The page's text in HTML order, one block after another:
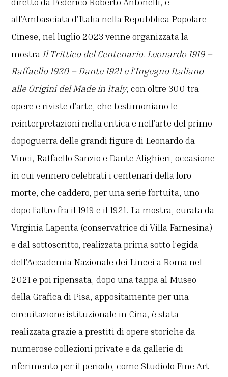
all’Ambasciata d’Italia nella Repubblica Popolare
Cinese, nel luglio 2023 venne organizzata la
mostra Il Trittico del Centenario. Leonardo 1919 –
Raffaello 1920 – Dante 1921 e l’Ingegno Italiano
alle Origini del Made in Italy, con oltre 300 tra
opere e riviste d’arte, che testimoniano le
reinterpretazioni nella critica e nell’arte del primo
dopoguerra delle grandi figure di Leonardo da
Vinci, Raffaello Sanzio e Dante Alighieri, occasione
in cui vennero celebrati i centenari della loro
morte, che caddero, per una serie fortuita, uno
dopo l’altro fra il 1919 e il 1921. La mostra, curata da
Virginia Lapenta (conservatrice di Villa Farnesina)
e dal sottoscritto, realizzata prima sotto l’egida
dell’Accademia Nazionale dei Lincei a Roma nel
2021 e poi ripensata, dopo una tappa al Museo
della Grafica di Pisa, appositamente per una
circuitazione istituzionale in Cina, è stata
realizzata grazie a prestiti di opere storiche da
numerose collezioni private e da gallerie di
riferimento per il periodo, come Studiolo Fine Art